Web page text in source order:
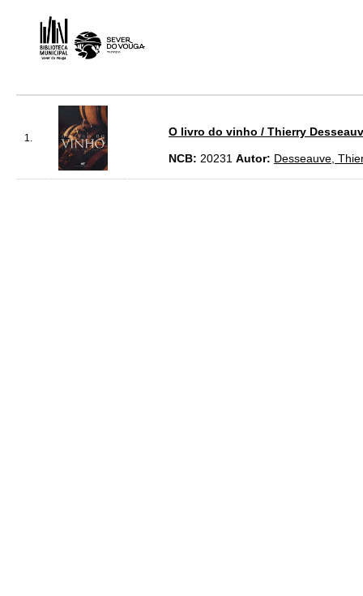
1.
O livro do vinho / Thierry
NCB: 20231 Autor: Desseauve,